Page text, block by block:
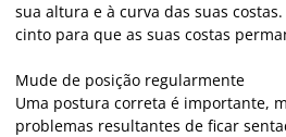
sua altura e à curva das suas
cinto para que as suas costas
Mude de posição regularmente
Uma postura correta é importante,
problemas resultantes de ficar